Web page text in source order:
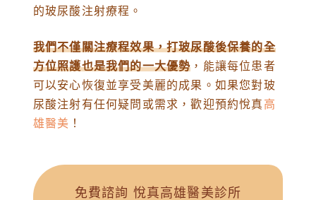
的玻尿酸注射療程。
我們不僅關注療程效果，打玻尿酸後保養的全
方位照護也是我們的一大優勢 ，能讓每位患者
可以安心恢復並享受美麗的成果。如果您對玻
尿酸注射有任何疑問或需求，歡迎預約悅真高
雄醫美 ！
免費諮詢 悅真高雄醫美診所